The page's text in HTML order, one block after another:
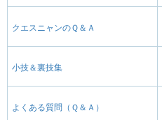
クエスニャンのＱ＆Ａ
小技＆裏技集
よくある質問（Ｑ＆Ａ）